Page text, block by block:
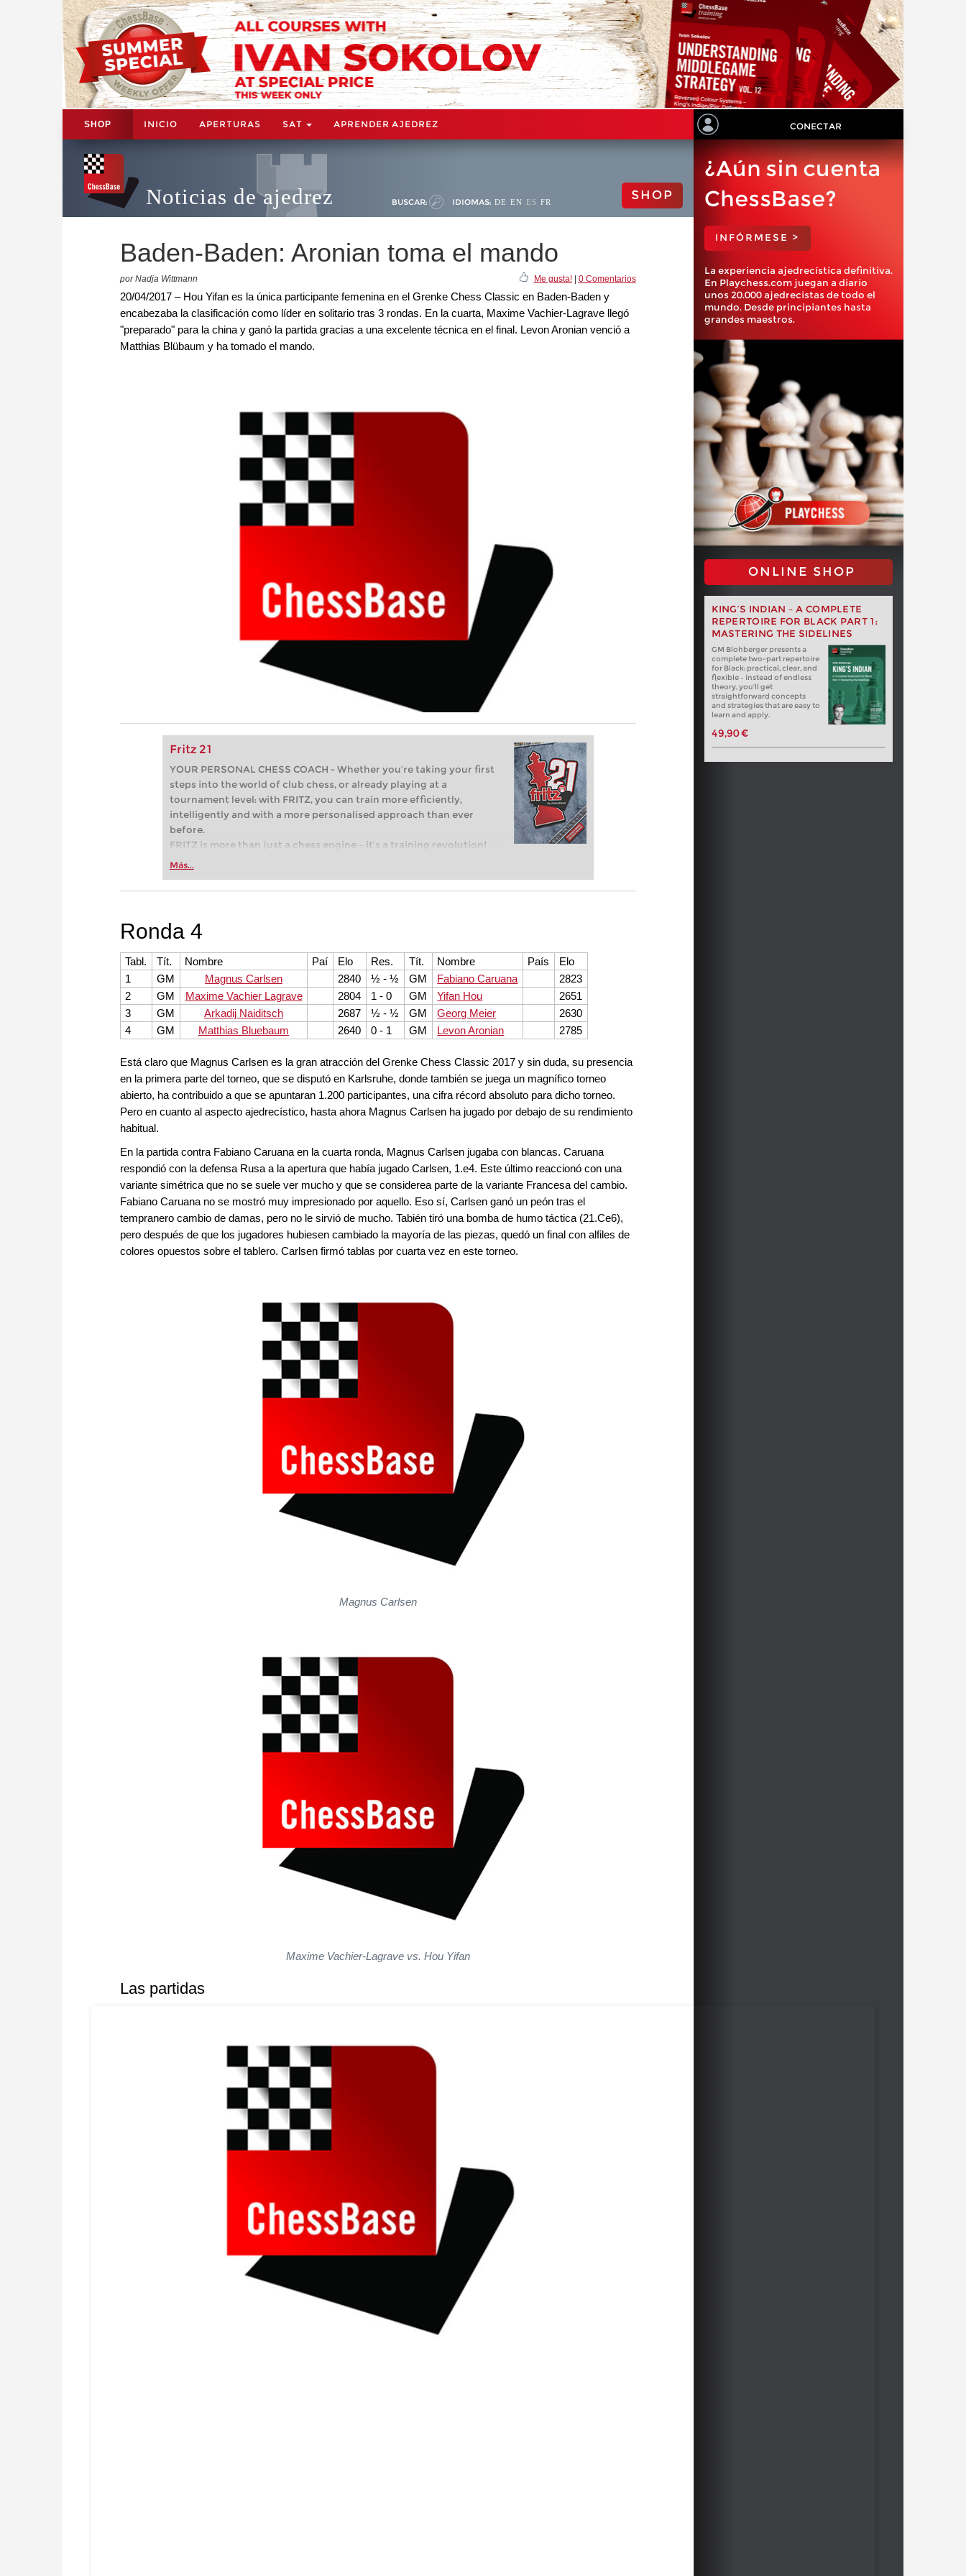
SHOP INICIO APERTURAS SAT APRENDER AJEDREZ CONECTAR
Noticias de ajedrez BUSCAR: IDIOMAS: DE EN ES FR SHOP
Baden-Baden: Aronian toma el mando
por Nadja Wittmann Me gusta!| 0 Comentarios
20/04/2017 – Hou Yifan es la única participante femenina en el Grenke Chess Classic en Baden-Baden y
encabezaba la clasificación como líder en solitario tras 3 rondas. En la cuarta, Maxime Vachier-Lagrave llegó
"preparado" para la china y ganó la partida gracias a una excelente técnica en el final. Levon Aronian venció a
Matthias Blübaum y ha tomado el mando.
Fritz 21
YOUR PERSONAL CHESS COACH - Whether you’re taking your first
steps into the world of club chess, or already playing at a
tournament level: with FRITZ, you can train more efficiently,
intelligently and with a more personalised approach than ever
before.
FRITZ is more than just a chess engine – it’s a training revolution!
Whether you’re taking your first steps into the world of club chess,
more efficiently, intelligently and with a more personalised
Más...
¿Aún sin cuenta
ChessBase?
INFÓRMESE >
La experiencia ajedrecística definitiva.
En Playchess.com juegan a diario
unos 20.000 ajedrecistas de todo el
mundo. Desde principiantes hasta
grandes maestros.
ONLINE SHOP
KING’S INDIAN – A COMPLETE
REPERTOIRE FOR BLACK PART 1:
MASTERING THE SIDELINES
GM Blohberger presents a
complete two-part repertoire
for Black: practical, clear, and
flexible – instead of endless
theory, you’ll get
straightforward concepts
and strategies that are easy to
learn and apply.
49,90 €
Ronda 4
Tabl. Tít. Nombre Paí Elo Res. Tít. Nombre País
Elo
1
GM Magnus Carlsen 2840 ½ - ½ GM Fabiano Caruana
2823
2
GM Maxime Vachier Lagrave 2804 1 - 0 GM Yifan Hou
2651
3
GM Arkadij Naiditsch 2687 ½ - ½ GM Georg Meier
2630
4
GM Matthias Bluebaum 2640 0 - 1 GM Levon Aronian 2785
Está claro que Magnus Carlsen es la gran atracción del Grenke Chess Classic 2017 y sin duda, su presencia
en la primera parte del torneo, que se disputó en Karlsruhe, donde también se juega un magnífico torneo
abierto, ha contribuido a que se apuntaran 1.200 participantes, una cifra récord absoluto para dicho torneo.
Pero en cuanto al aspecto ajedrecístico, hasta ahora Magnus Carlsen ha jugado por debajo de su rendimiento
habitual.
En la partida contra Fabiano Caruana en la cuarta ronda, Magnus Carlsen jugaba con blancas. Caruana
respondió con la defensa Rusa a la apertura que había jugado Carlsen, 1.e4. Este último reaccionó con una
variante simétrica que no se suele ver mucho y que se considerea parte de la variante Francesa del cambio.
Fabiano Caruana no se mostró muy impresionado por aquello. Eso sí, Carlsen ganó un peón tras el
tempranero cambio de damas, pero no le sirvió de mucho. Tabién tiró una bomba de humo táctica (21.Ce6),
pero después de que los jugadores hubiesen cambiado la mayoría de las piezas, quedó un final con alfiles de
colores opuestos sobre el tablero. Carlsen firmó tablas por cuarta vez en este torneo.
Magnus Carlsen
Maxime Vachier-Lagrave vs. Hou Yifan
Las partidas